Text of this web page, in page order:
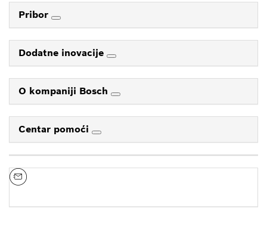
Pribor
Dodatne inovacije
O kompaniji Bosch
Centar pomoći